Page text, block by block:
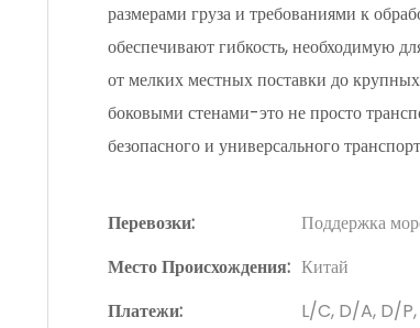
размерами груза и требованиями к
обеспечивают гибкость, необходимую
от мелких местных поставки до
боковыми стенами-это не просто
безопасного и универсального
Перевозки:
Поддержка
Место Происхождения: Китай
Платежи:
L/C, D/A, D/